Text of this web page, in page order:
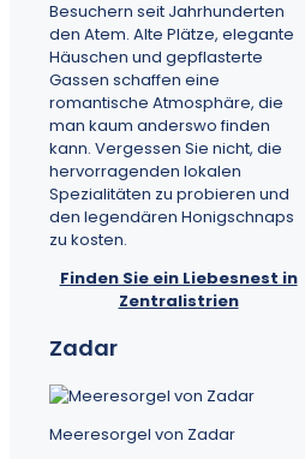
Besuchern seit Jahrhunderten
den Atem. Alte Plätze, elegante
Häuschen und gepflasterte
Gassen schaffen eine
romantische Atmosphäre, die
man kaum anderswo finden
kann. Vergessen Sie nicht, die
hervorragenden lokalen
Spezialitäten zu probieren und
den legendären Honigschnaps
zu kosten.
Finden Sie ein Liebesnest in
Zentralistrien
Zadar
Meeresorgel von Zadar